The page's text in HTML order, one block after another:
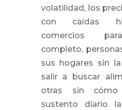
volatilidad, los
con caídas
comercios
completo,
sus hogares sin
salir a buscar
otras sin cómo
sustento diario